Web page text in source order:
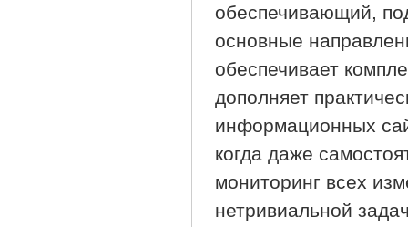
обеспечивающий,
основные
обеспечивает
дополняет
информационных
когда даже
мониторинг всех
нетривиальной